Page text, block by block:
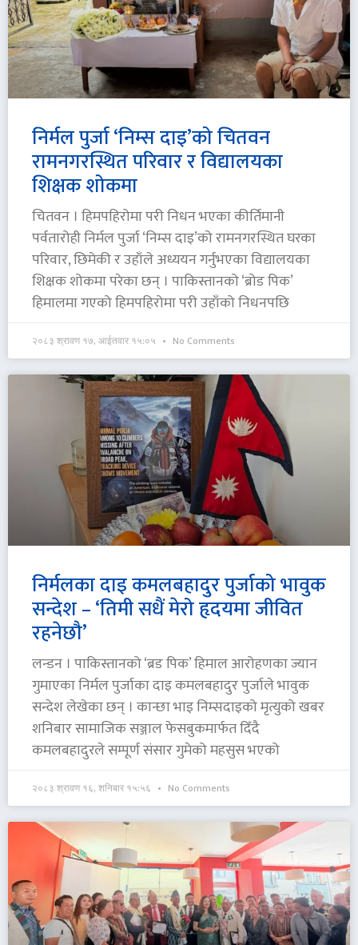
निर्मल पुर्जा ‘निम्स दाइ’को चितवन
रामनगरस्थित परिवार र विद्यालयका
शिक्षक शोकमा
चितवन । हिमपहिरोमा परी निधन भएका कीर्तिमानी
पर्वतारोही निर्मल पुर्जा ‘निम्स दाइ’को रामनगरस्थित घरका
परिवार, छिमेकी र उहाँले अध्ययन गर्नुभएका विद्यालयका
शिक्षक शोकमा परेका छन् । पाकिस्तानको ‘ब्रोड पिक’
हिमालमा गएको हिमपहिरोमा परी उहाँको निधनपछि
२०८३ श्रावण १७, आईतवार १५:०५ No Comments
निर्मलका दाइ कमलबहादुर पुर्जाको भावुक
सन्देश – ‘तिमी सधैं मेरो हृदयमा जीवित
रहनेछौ’
लन्डन । पाकिस्तानको ‘ब्रड पिक’ हिमाल आरोहणका ज्यान
गुमाएका निर्मल पुर्जाका दाइ कमलबहादुर पुर्जाले भावुक
सन्देश लेखेका छन् । कान्छा भाइ निम्सदाइको मृत्युको खबर
शनिबार सामाजिक सञ्जाल फेसबुकमार्फत दिँदै
कमलबहादुरले सम्पूर्ण संसार गुमेको महसुस भएको
२०८३ श्रावण १६, शनिबार १५:५६ No Comments